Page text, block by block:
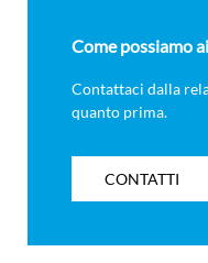
Come possiamo
Contattaci dalla
quanto prima.
CONTATTI